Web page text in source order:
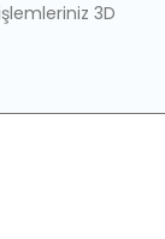
3D